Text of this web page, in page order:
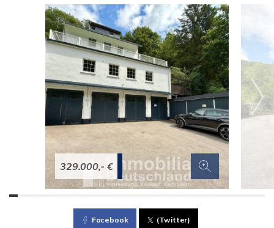
329.000,- €
Facebook (Twitter)